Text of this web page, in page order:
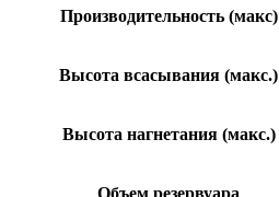
Производительность (макс)
Высота всасывания (макс.)
Высота нагнетания (макс.)